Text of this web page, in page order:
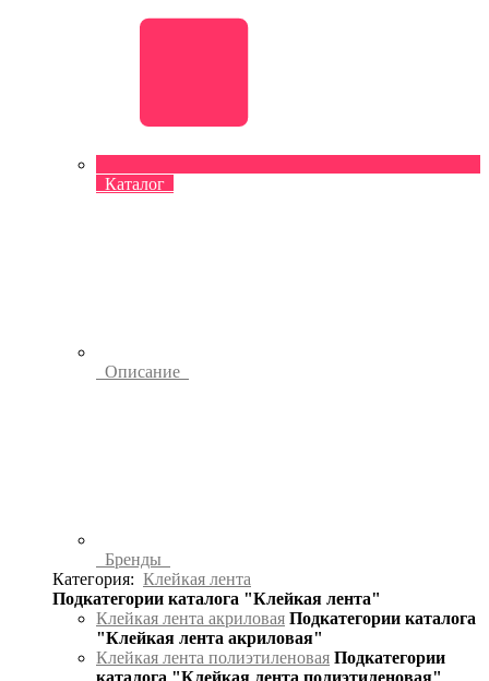
Каталог
Описание
Бренды
Категория: Клейкая лента
Подкатегории каталога "Клейкая лента"
Клейкая лента акриловая Подкатегории каталога
"Клейкая лента акриловая"
Клейкая лента полиэтиленовая Подкатегории
каталога "Клейкая лента полиэтиленовая"